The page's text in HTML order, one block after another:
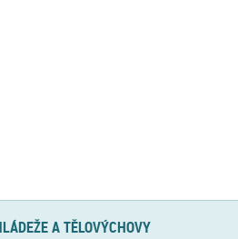
A TĚLOVÝCHOVY